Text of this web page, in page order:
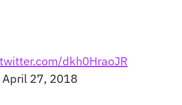
dkh0HraoJR
April 27, 2018